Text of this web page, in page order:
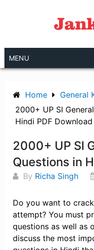
MENU
Home
General
2000+ UP SI
Hindi PDF Download
2000+ UP SI
Questions in
By Richa Singh
Do you want to
attempt? You must
questions as well as
discuss the most